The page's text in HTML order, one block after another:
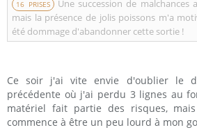
16 PRISES Une succession de malchances
mais la présence de jolis poissons m'a
été dommage d'abandonner cette sortie !
Ce soir j'ai vite envie d'oublier le
précédente où j'ai perdu 3 lignes au
matériel fait partie des risques,
commence à être un peu lourd à mon